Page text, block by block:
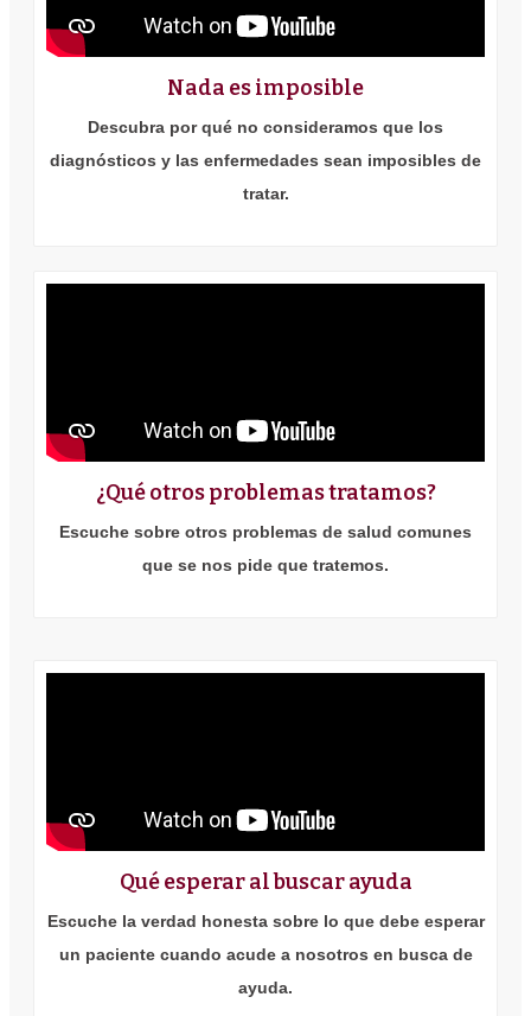
Nada es imposible
Descubra por qué no consideramos que los
diagnósticos y las enfermedades sean imposibles de
tratar.
¿Qué otros problemas tratamos?
Escuche sobre otros problemas de salud comunes
que se nos pide que tratemos.
Qué esperar al buscar ayuda
Escuche la verdad honesta sobre lo que debe esperar
un paciente cuando acude a nosotros en busca de
ayuda.